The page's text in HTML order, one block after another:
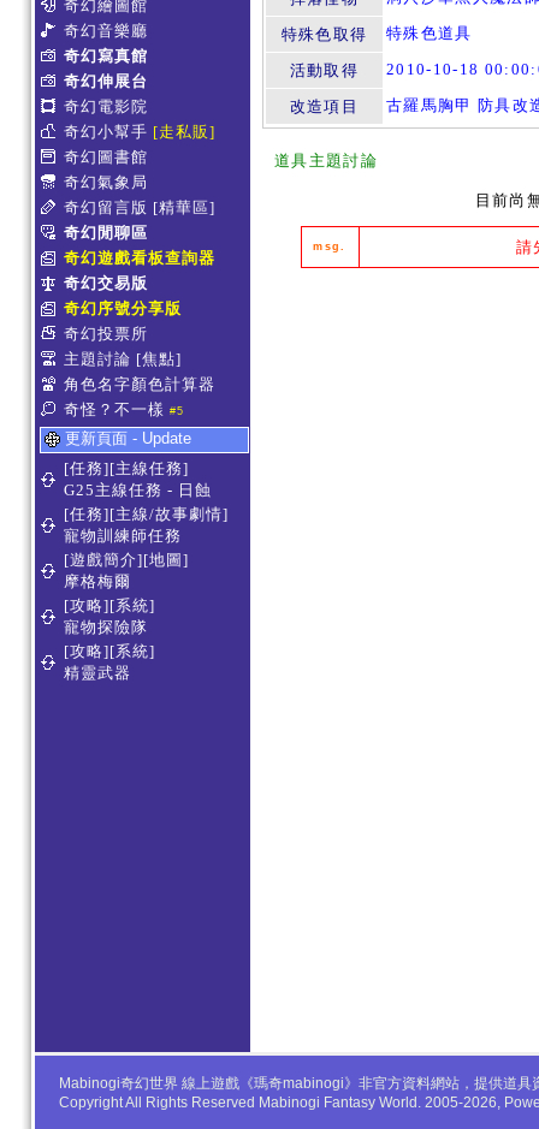
奇幻繪圖館
奇幻音樂廳
奇幻寫真館
奇幻伸展台
奇幻電影院
奇幻小幫手 [走私販]
奇幻圖書館
奇幻氣象局
奇幻留言版 [精華區]
奇幻閒聊區
奇幻遊戲看板查詢器
奇幻交易版
奇幻序號分享版
奇幻投票所
主題討論 [焦點]
角色名字顏色計算器
奇怪？不一樣 #5
更新頁面 - Update
[任務][主線任務]
G25主線任務 - 日蝕
[任務][主線/故事劇情]
寵物訓練師任務
[遊戲簡介][地圖]
摩格梅爾
[攻略][系統]
寵物探險隊
[攻略][系統]
精靈武器
特殊色取得 特殊色道具
活動取得 2010-10-18
改造項目 古羅馬胸甲 防具改
道具主題討論
目前尚
msg. 請
Mabinogi奇幻世界 線上遊戲《瑪奇mabinogi》非官方資料網站，提供道
Copyright All Rights Reserved Mabinogi Fantasy World. 2005-2026,